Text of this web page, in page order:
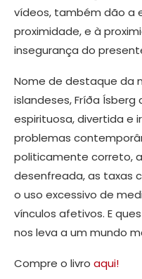
vídeos, também dão a
proximidade, e à
insegurança do
Nome de destaque da
islandeses, Fríða
espirituosa, divertida e
problemas
politicamente correto,
desenfreada, as taxas
o uso excessivo de
vínculos afetivos. E
nos leva a um mundo
Compre o livro aqui!